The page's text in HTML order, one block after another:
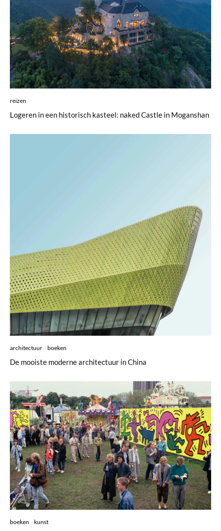
reizen
Logeren in een historisch kasteel: naked Castle in Moganshan
architectuur boeken
De mooiste moderne architectuur in China
boeken kunst